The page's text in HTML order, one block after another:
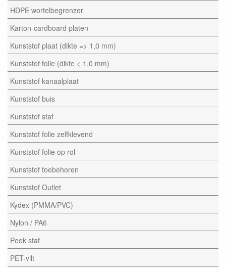
HDPE wortelbegrenzer
Karton-cardboard platen
Kunststof plaat (dikte => 1,0 mm)
Kunststof folie (dikte < 1,0 mm)
Kunststof kanaalplaat
Kunststof buis
Kunststof staf
Kunststof folie zelfklevend
Kunststof folie op rol
Kunststof toebehoren
Kunststof Outlet
Kydex (PMMA/PVC)
Nylon / PA6
Peek staf
PET-vilt